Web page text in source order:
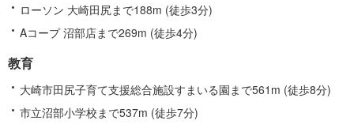
ローソン 大崎田尻まで188m (徒歩3分)
Aコープ 沼部店まで269m (徒歩4分)
教育
大崎市田尻子育て支援総合施設すまいる園まで561m (徒歩8分)
市立沼部小学校まで537m (徒歩7分)